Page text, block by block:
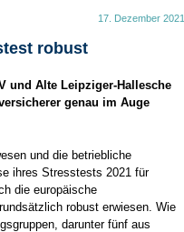
17. Dezember 2021
robust
und Alte Leipziger-Hallesche
genau im Auge
und die betriebliche
ihres Stresstests 2021 für
die europäische
robust erwiesen. Wie
darunter fünf aus